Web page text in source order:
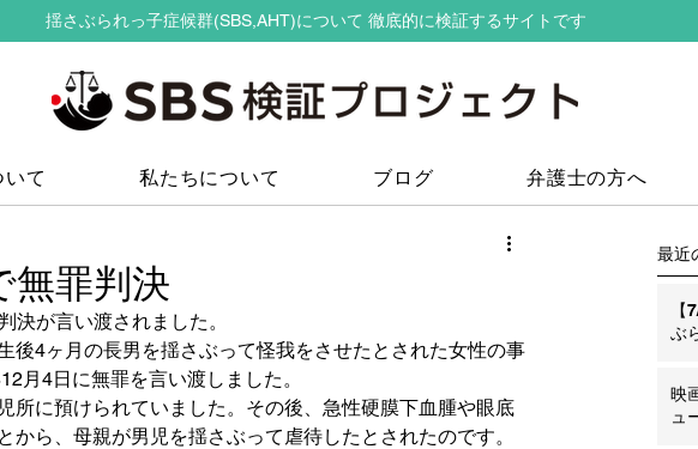
揺さぶられっ子症候群(SBS,AHT)について 徹底的に検証するサイトです
て 私たちについて ブログ 弁護士の方へ
無罪判決
決が言い渡されました。
後4ヶ月の長男を揺さぶって怪我をさせたとされた女性の事
月4日に無罪を言い渡しました。
所に預けられていました。その後、急性硬膜下血腫や眼底
から、母親が男児を揺さぶって虐待したとされたのです。
最近
ぶ
映
ュ